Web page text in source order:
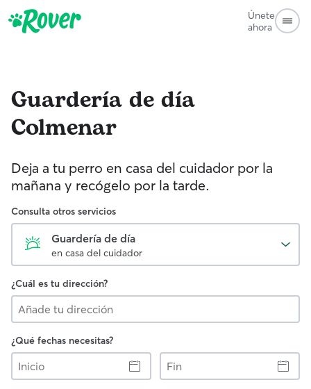
Únete
ahora
Guardería de día
Colmenar
Deja a tu perro en casa del cuidador por la
mañana y recógelo por la tarde.
Consulta otros servicios
Guardería de día
en casa del cuidador
¿Cuál es tu dirección?
¿Qué fechas necesitas?
Inicio
Fin